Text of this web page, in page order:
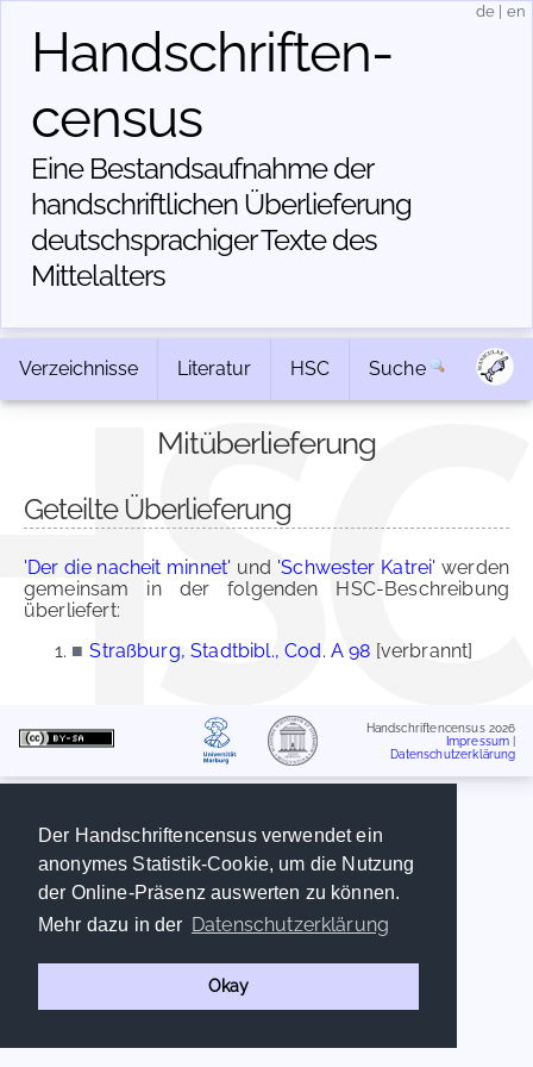
Der Handschriftencensus verwendet ein
anonymes Statistik-Cookie, um die Nutzung
der Online-Präsenz auswerten zu können.
Mehr dazu in der Datenschutzerklärung
Okay
Handschriften­
census
Eine Bestandsaufnahme der
handschriftlichen Über­lieferung
deutschsprachiger Texte des
Mittelalters
de en
Verzeichnisse Literatur HSC Suche
Mitüberlieferung
Geteilte Überlieferung
'Der die nacheit minnet' und 'Schwester Katrei' werden
gemeinsam in der folgenden HSC-Beschreibung
überliefert:
■ Straßburg, Stadtbibl., Cod. A 98 [verbrannt]
Handschriftencensus 2026
Impressum
Datenschutzerklärung